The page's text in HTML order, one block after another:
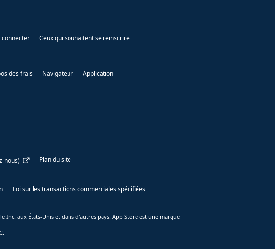
connecter
Ceux qui souhaitent se réinscrire
des frais Navigateur Application
nous) Plan du site
Loi sur les transactions commerciales spécifiées
Inc. aux États-Unis et dans d'autres pays. App Store est une marque